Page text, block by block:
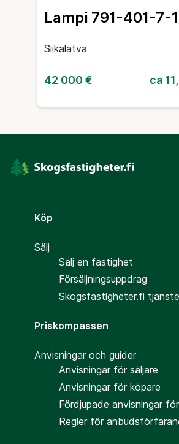
Lampi 791-401-7-
Siikalatva
42 000 € ca
Köp
Sälj
Sälj en fastighet
Försäljningsuppdrag
Skogsfastigheter.fi
Priskompassen
Anvisningar och guider
Anvisningar för säljare
Anvisningar för köpare
Fördjupade anvisningar
Regler för